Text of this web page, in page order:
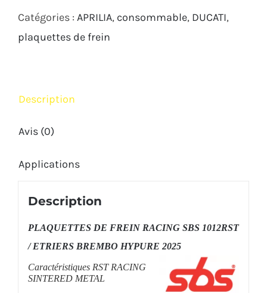
1012
2025
Catégories : APRILIA consommable DUCATI
plaquettes de frein
Description
Avis (0)
Applications
Description
PLAQUETTES DE FREIN RACING SBS 1012RST
/ ETRIERS BREMBO HYPURE 2025
Caractéristiques RST RACING
SINTERED METAL